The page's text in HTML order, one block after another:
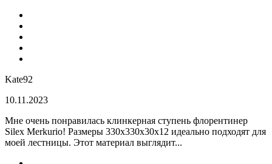
Kate92
10.11.2023
Мне очень понравилась клинкерная ступень флорентинер
Silex Merkurio! Размеры 330х330х30х12 идеально подходят для
моей лестницы. Этот материал выглядит...